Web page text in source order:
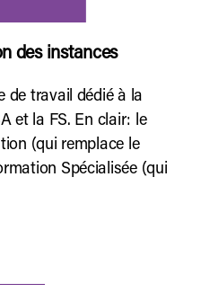
des instances
de travail dédié à la
et la FS. En clair: le
(qui remplace le
Spécialisée (qui